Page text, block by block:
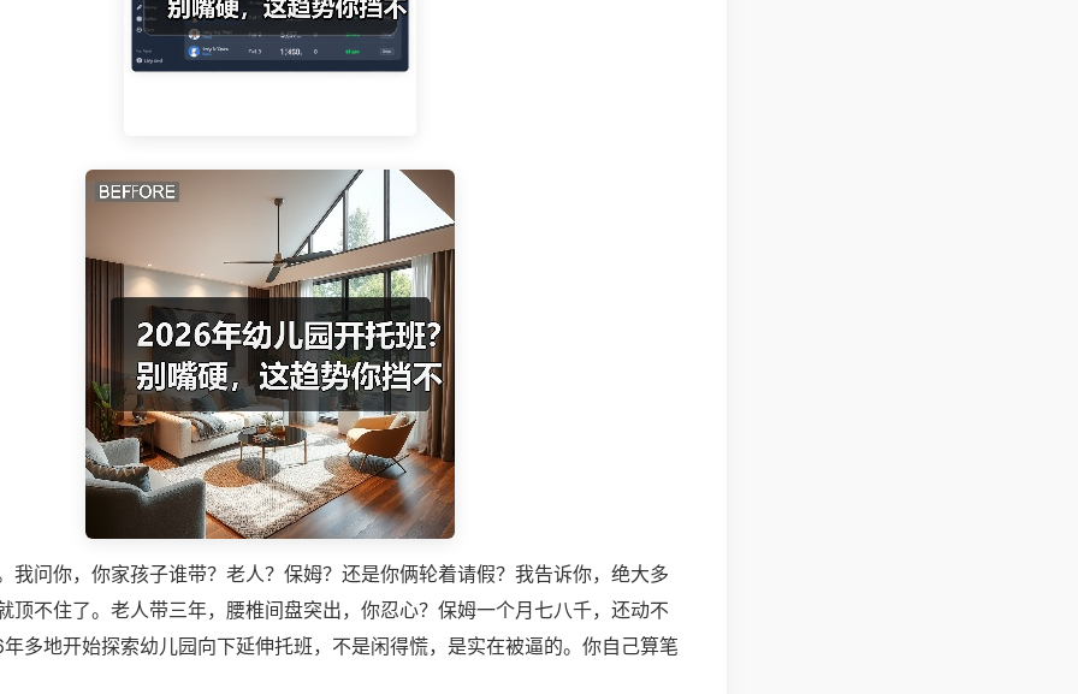
我问你，你家孩子谁带？老人？保姆？还是你俩轮着请假？我告诉你，绝大多
顶不住了。老人带三年，腰椎间盘突出，你忍心？保姆一个月七八千，还动不
多地开始探索幼儿园向下延伸托班，不是闲得慌，是实在被逼的。你自己算笔